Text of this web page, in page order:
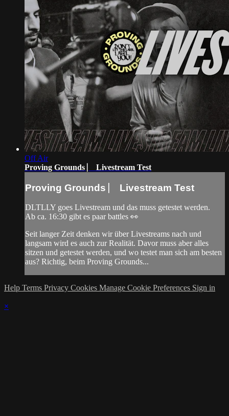
Off Air
Proving Grounds ⎸ Livestream Test
Proving Grounds ⎸ Livestream Test
DLTLLY goes Livestream und das muss getestet werden.
Ab ca. 16:30 gibt es paar battles 👀
Seit langer Zeit denken wir über Livestreams nach und
langsam wird es auch zur Realität. Davor muss aber alles
sitzen und getestet werden, und wo testet man sich am besten
aus? Richtig, beim Proving Grounds...
Help Terms Privacy Cookies Manage Cookie Preferences Sign in
×